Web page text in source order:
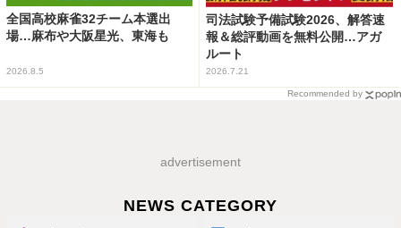
全国高校麻雀32チーム本選出
場…麻布や大阪星光、東海も
2026.8.5
司法試験予備試験2026、解答速
報＆総評動画を無料公開…アガ
ルート
2026.7.21
Recommended by
advertisement
NEWS CATEGORY